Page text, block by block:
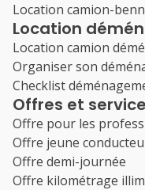
Location camion-
Location
Location camion
Organiser son
Checklist
Offres et
Offre pour les
Offre jeune
Offre demi-journée
Offre kilométrage